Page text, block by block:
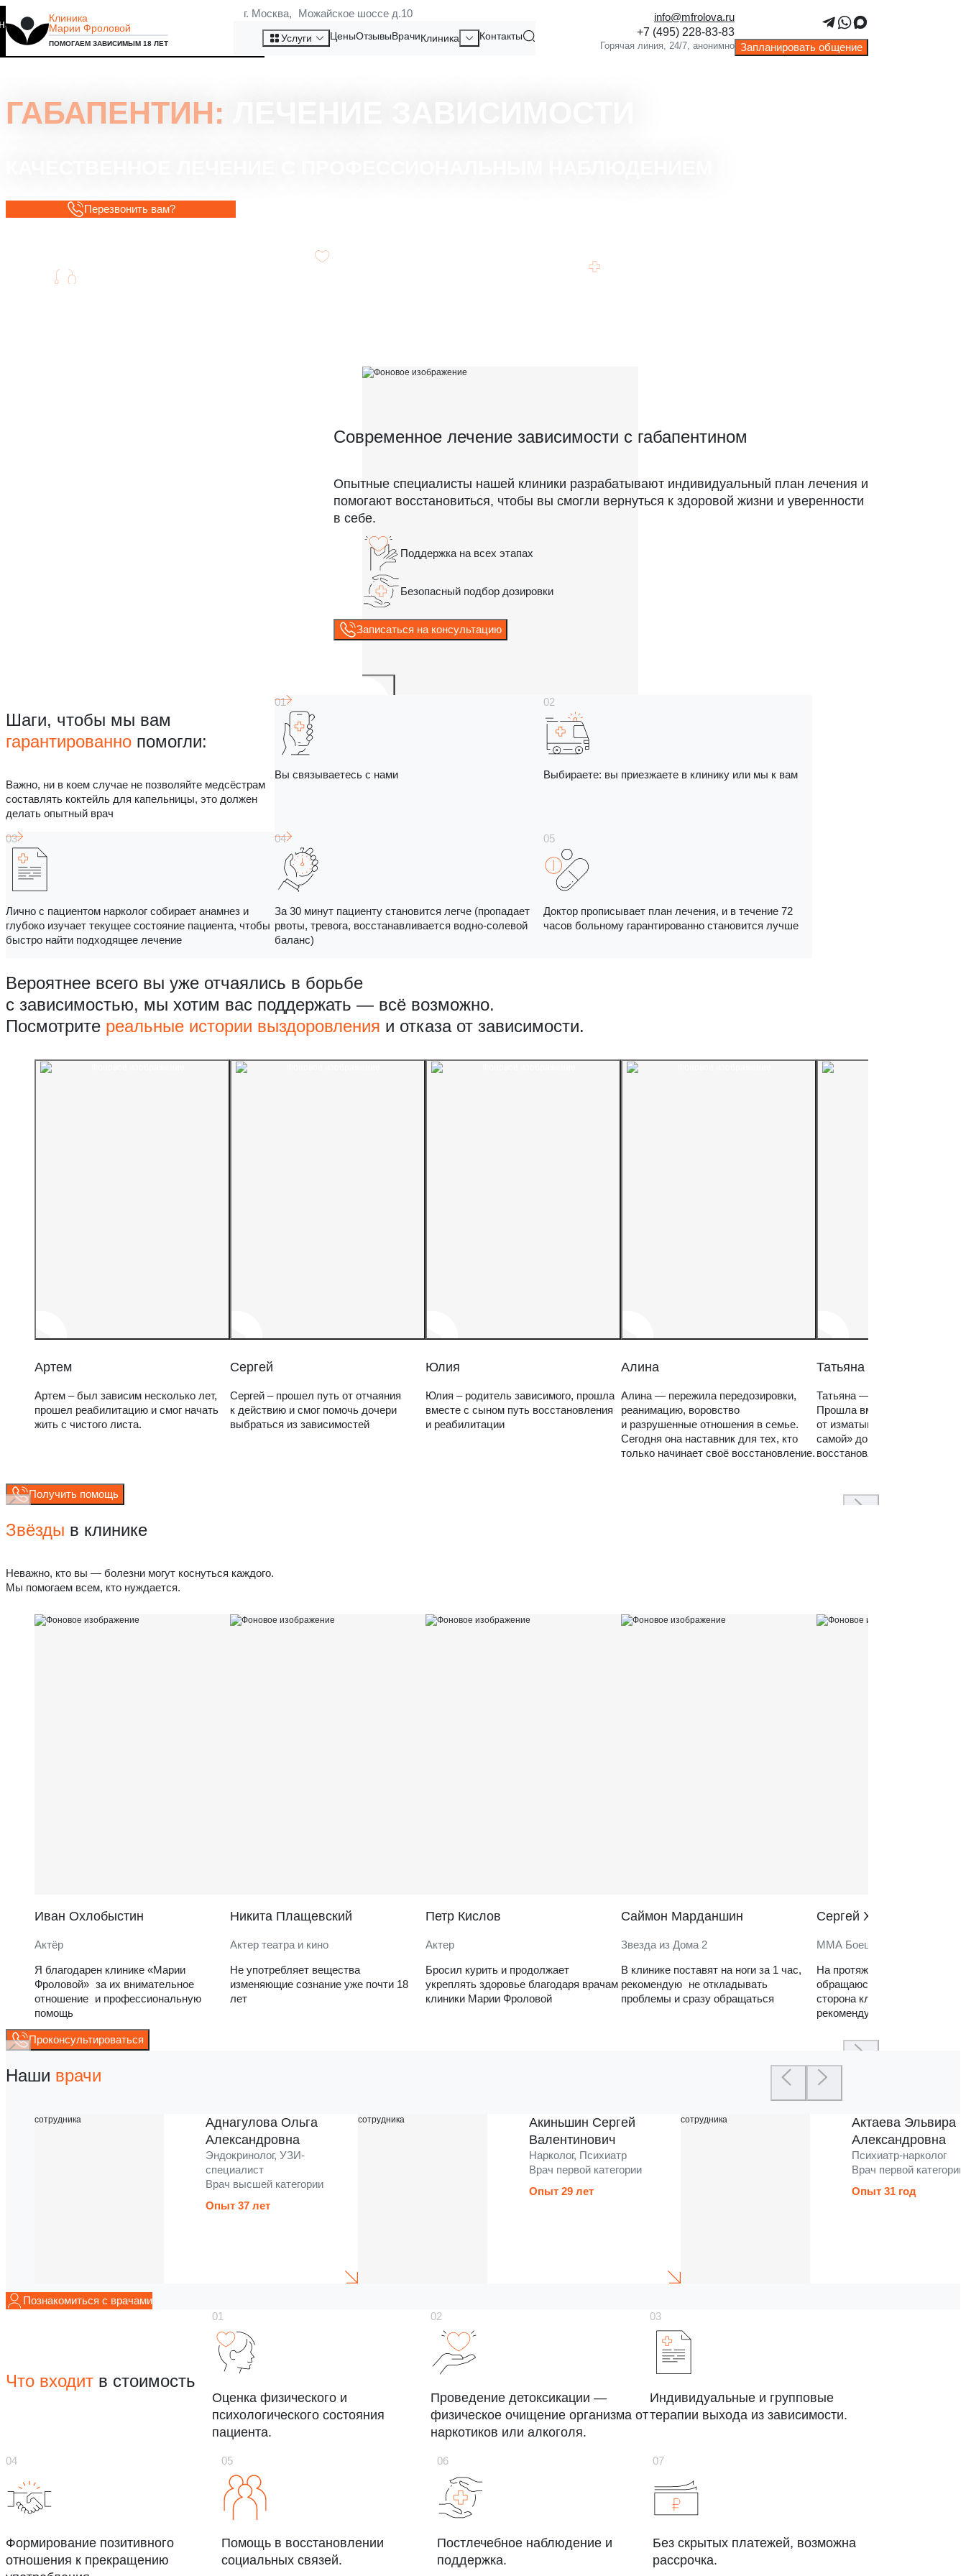
Клиника
Марии Фроловой
ПОМОГАЕМ ЗАВИСИМЫМ 18 ЛЕТ
г. Москва, Можайское шоссе д.10
Услуги ЦеныОтзывыВрачиКлиника Контакты
info@mfrolova.ru
Запланировать общение
ГАБАПЕНТИН:
Перезвонить вам?
Современное лечение зависимости с габапентином
Опытные специалисты нашей клиники разрабатывают индивидуальный план лечения и
помогают восстановиться, чтобы вы смогли вернуться к здоровой жизни и уверенности
в себе.
Поддержка на всех этапах
Безопасный подбор дозировки
Записаться на консультацию
Шаги, чтобы мы вам
гарантированно помогли:
Важно, ни в коем случае не позволяйте медсёстрам
составлять коктейль для капельницы, это должен
делать опытный врач
Вы связываетесь с нами Выбираете: вы приезжаете в клинику или мы к вам
Лично с пациентом нарколог собирает анамнез и
глубоко изучает текущее состояние пациента, чтобы
быстро найти подходящее лечение
За 30 минут пациенту становится легче (пропадает
рвоты, тревога, восстанавливается водно-солевой
баланс)
Доктор прописывает план лечения, и в течение 72
часов больному гарантированно становится лучше
Вероятнее всего вы уже отчаялись в борьбе
с зависимостью, мы хотим вас поддержать — всё возможно.
Посмотрите реальные истории выздоровления и отказа от зависимости.
Артем
Артем – был зависим несколько лет,
прошел реабилитацию и смог начать
жить с чистого листа.
Сергей
Сергей – прошел путь от отчаяния
к действию и смог помочь дочери
выбраться из зависимостей
Юлия
Юлия – родитель зависимого, прошла
вместе с сыном путь восстановления
и реабилитации
Алина
Алина — пережила передозировки,
реанимацию, воровство
и разрушенные отношения в семье.
Сегодня она наставник для тех, кто
только начинает своё восстановление.
Татьяна
Татьяна — мама зависимого
Прошла вместе с ним путь
от изматывающих попыток
самой» до спокойного,
восстановления семьи.
Получить помощь
Звёзды в клинике
Неважно, кто вы — болезни могут коснуться каждого.
Мы помогаем всем, кто нуждается.
Иван Охлобыстин
Актёр
Я благодарен клинике «Марии
Фроловой» за их внимательное
отношение и профессиональную
помощь
Никита Плащевский
Актер театра и кино
Не употребляет вещества
изменяющие сознание уже почти 18
лет
Петр Кислов
Актер
Бросил курить и продолжает
укреплять здоровье благодаря врачам
клиники Марии Фроловой
Саймон Марданшин
Звезда из Дома 2
В клинике поставят на ноги за 1 час,
рекомендую не откладывать
проблемы и сразу обращаться
Сергей Харитонов
ММА Боец
На протяжении нескольких
обращаюсь в клинику.
сторона клиники —
рекомендую
Проконсультироваться
Наши врачи
Аднагулова Ольга
Александровна
Эндокринолог, УЗИ-
специалист
Врач высшей категории
Опыт 37 лет
Акиньшин Сергей
Валентинович
Нарколог, Психиатр
Врач первой категории
Опыт 29 лет
Актаева Эльвира
Александровна
Психиатр-нарколог
Врач первой категории
Опыт 31 год
Познакомиться с врачами
Что входит в стоимость
Оценка физического и
психологического состояния
пациента.
Проведение детоксикации —
физическое очищение организма от
наркотиков или алкоголя.
Индивидуальные и групповые
терапии выхода из зависимости.
Формирование позитивного
отношения к прекращению
Помощь в восстановлении
социальных связей.
Постлечебное наблюдение и
поддержка.
Без скрытых платежей, возможна
рассрочка.
то, что мы используем